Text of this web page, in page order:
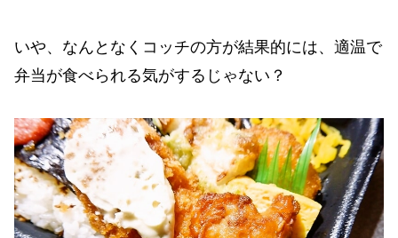
いや、なんとなくコッチの方が結果的には、適温で
弁当が食べられる気がするじゃない？